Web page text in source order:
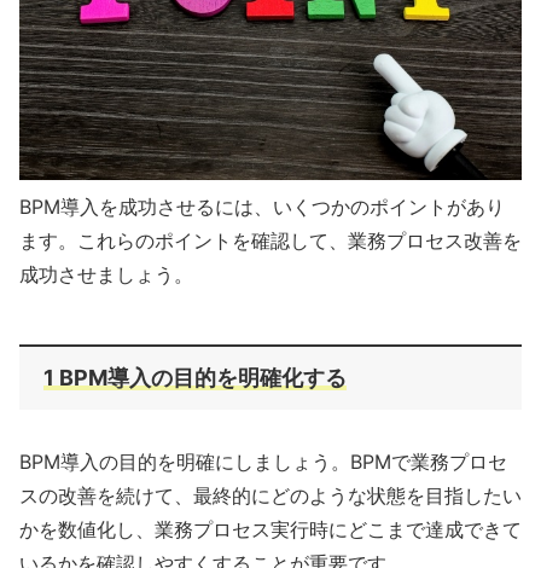
BPM導入を成功させるには、いくつかのポイントがあり
ます。これらのポイントを確認して、業務プロセス改善を
成功させましょう。
1 BPM導入の目的を明確化する
BPM導入の目的を明確にしましょう。BPMで業務プロセ
スの改善を続けて、最終的にどのような状態を目指したい
かを数値化し、業務プロセス実行時にどこまで達成できて
いるかを確認しやすくすることが重要です。